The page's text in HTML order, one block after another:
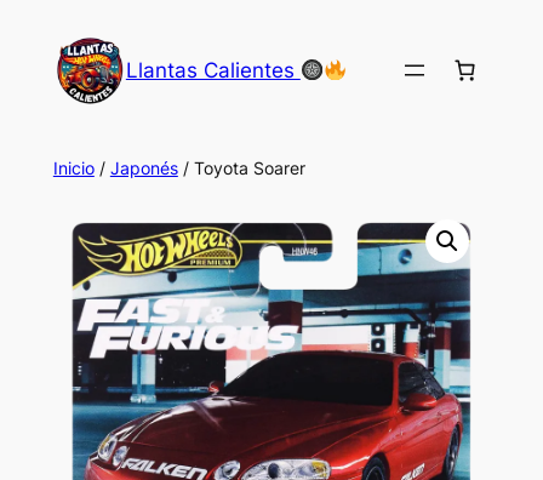
contenido
Llantas Calientes
Inicio/ Japonés/ Toyota Soarer